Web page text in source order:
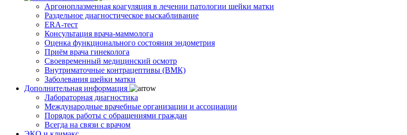
Аргоноплазменная коагуляция в лечении патологии шейки матки
Раздельное диагностическое выскабливание
ERA-тест
Консультация врача-маммолога
Оценка функционального состояния эндометрия
Приём врача гинеколога
Своевременный медицинский осмотр
Внутриматочные контрацептивы (ВМК)
Заболевания шейки матки
Дополнительная информация
Лабораторная диагностика
Международные врачебные организации и ассоциации
Порядок работы с обращениями граждан
Всегда на связи с врачом